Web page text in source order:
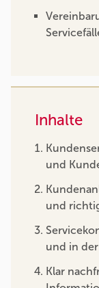
Inhalte
und
und
und in
Klar